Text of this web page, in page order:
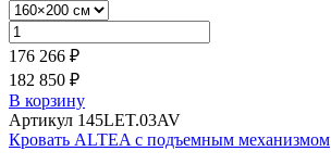
176 266 ₽
182 850 ₽
В корзину
Артикул 145LET.03AV
Кровать ALTEA с подъемным механизмом